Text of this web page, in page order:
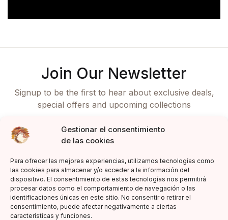
Gestionar el consentimiento
de las cookies
Para ofrecer las mejores experiencias, utilizamos tecnologías como
las cookies para almacenar y/o acceder a la información del
dispositivo. El consentimiento de estas tecnologías nos permitirá
procesar datos como el comportamiento de navegación o las
identificaciones únicas en este sitio. No consentir o retirar el
consentimiento, puede afectar negativamente a ciertas
características y funciones.
Join Our Newsletter
Signup to be the first to hear about exclusive deals,
special offers and upcoming collections
Suscríbete